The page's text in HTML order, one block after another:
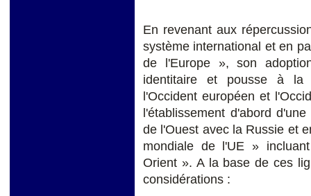
En revenant aux
système international et en
de l'Europe », son
identitaire et pousse à la
l'Occident européen et
l'établissement d'abord
de l'Ouest avec la Russie et
mondiale de l'UE »
Orient ». A la base de ces
considérations :